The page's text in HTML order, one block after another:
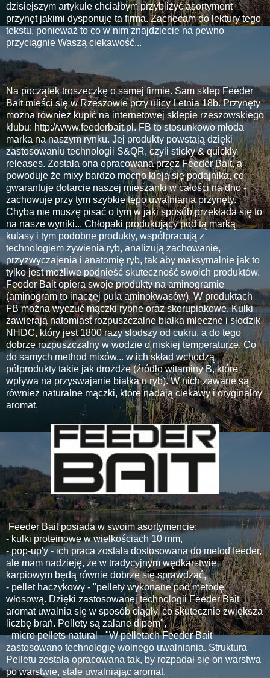
dzisiejszym artykule chciałbym przybliżyć asortyment
przynęt jakimi dysponuje ta firma. Zachęcam do lektury tego
tekstu, ponieważ to co w nim znajdziecie na pewno
przyciągnie Waszą ciekawość...
Na początek troszeczkę o samej firmie. Sam sklep Feeder
Bait mieści się w Rzeszowie przy ulicy Letnia 18b. Przynęty
można również kupić na internetowej sklepie rzeszowskiego
klubu: http://www.feederbait.pl. FB to stosunkowo młoda
marka na naszym rynku. Jej produkty powstają dzięki
zastosowaniu technologii S&QR, czyli sticky & quickly
releases. Została ona opracowana przez Feeder Bait, a
powoduje że mixy bardzo mocno kleją się podajnika, co
gwarantuje dotarcie naszej mieszanki w całości na dno -
zachowuje przy tym szybkie tępo uwalniania przynęty.
Chyba nie muszę pisać o tym w jaki sposób przekłada się to
na nasze wyniki... Chłopaki produkujący pod tą marką
kulasy i tym podobne produkty, współpracują z
technologiem żywienia ryb, analizują zachowanie,
przyzwyczajenia i anatomię ryb, tak aby maksymalnie jak to
tylko jest możliwe podnieść skuteczność swoich produktów.
Feeder Bait opiera swoje produkty na aminogramie
(aminogram to inaczej pula aminokwasów). W produktach
FB można wyczuć mączki rybne oraz skorupiakowe. Kulki
zawierają natomiast rozpuszczalne białka mleczne i słodzik
NHDC, który jest 1800 razy słodszy od cukru, a do tego
dobrze rozpuszczalny w wodzie o niskiej temperaturze. Co
do samych method mixów... w ich skład wchodzą
półprodukty takie jak drożdże (źródło witaminy B, które
wpływa na przyswajanie białka u ryb). W nich zawarte są
również naturalne mączki, które nadają ciekawy i oryginalny
aromat.
Feeder Bait posiada w swoim asortymencie:
- kulki proteinowe w wielkościach 10 mm,
- pop-up'y - ich praca została dostosowana do metod feeder,
ale mam nadzieję, że w tradycyjnym wędkarstwie
karpiowym będą równie dobrze się sprawdzać,
- pellet haczykowy - "pellety wykonane pod metodę
włosową. Dzięki zastosowanej technologii Feeder Bait
aromat uwalnia się w sposób ciągły, co skutecznie zwiększa
liczbę brań. Pellety są zalane dipem",
- micro pellets natural - "W pelletach Feeder Bait
zastosowano technologię wolnego uwalniania. Struktura
Pelletu została opracowana tak, by rozpadał się on warstwa
po warstwie, stale uwalniając aromat,